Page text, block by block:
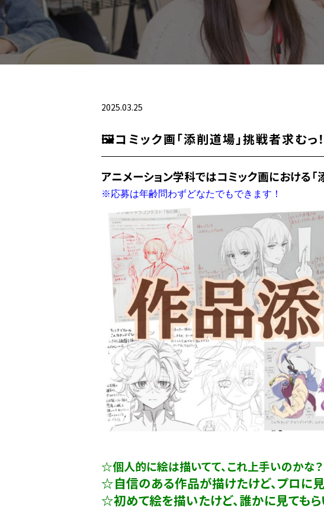
2025.03.25
🖼️コミック画「添削道場」挑戦者求むっ
アニメーション学科ではコミック画における「
※応募は年齢問わずどなたでもできます！
☆個人的に絵は描いてて、これ上手いのかな
☆自信のある作品が描けたけど、プロに見
☆初めて絵を描いたけど、誰かに見てもら